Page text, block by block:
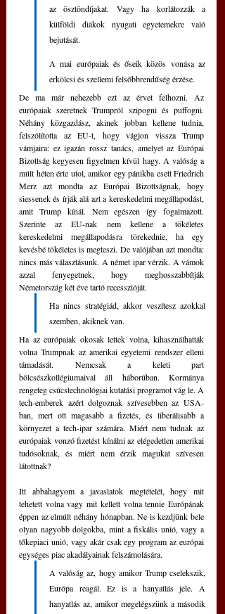
az ösztöndíjakat. Vagy ha korlátozzák a
külföldi diákok nyugati egyetemekre való
bejutását.
A mai európaiak és őseik közös vonása az
erkölcsi és szellemi felsőbbrendűség érzése.
De ma már nehezebb ezt az érvet felhozni. Az
európaiak szeretnek Trumpról szipogni és puffogni.
Néhány közgazdász, akinek jobban kellene tudnia,
felszólította az EU-t, hogy vágjon vissza Trump
vámjaira: ez igazán rossz tanács, amelyet az Európai
Bizottság kegyesen figyelmen kívül hagy. A valóság a
múlt héten érte utol, amikor egy pánikba esett Friedrich
Merz azt mondta az Európai Bizottságnak, hogy
siessenek és írják alá azt a kereskedelmi megállapodást,
amit Trump kínál. Nem egészen így fogalmazott.
Szerinte az EU-nak nem kellene a tökéletes
kereskedelmi megállapodásra törekednie, ha egy
kevésbé tökéletes is megteszi. De valójában azt mondta:
nincs más választásunk. A német ipar vérzik. A vámok
azzal fenyegetnek, hogy meghosszabbítják
Németország két éve tartó recesszióját.
Ha nincs stratégiád, akkor veszítesz azokkal
szemben, akiknek van.
Ha az európaiak okosak lettek volna, kihasználhatták
volna Trumpnak az amerikai egyetemi rendszer elleni
támadását. Nemcsak a keleti part
bölcsészkollégiumaival áll háborúban. Kormánya
rengeteg csúcstechnológiai kutatási programot vág le. A
tech-emberek azért dolgoznak szívesebben az USA-
ban, mert ott magasabb a fizetés, és liberálisabb a
környezet a tech-ipar számára. Miért nem tudnak az
európaiak vonzó fizetést kínálni az elégedetlen amerikai
tudósoknak, és miért nem érzik magukat szívesen
látottnak?
Itt abbahagyom a javaslatok megtételét, hogy mit
tehetett volna vagy mit kellett volna tennie Európának
éppen az elmúlt néhány hónapban. Ne is kezdjünk bele
olyan nagyobb dolgokba, mint a fiskális unió, vagy a
tőkepiaci unió, vagy akár csak egy program az európai
egységes piac akadályainak felszámolására.
A valóság az, hogy amikor Trump cselekszik,
Európa reagál. Ez is a hanyatlás jele. A
hanyatlás az, amikor megelégszünk a második